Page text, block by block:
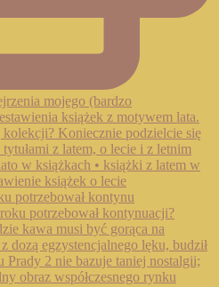
potrzebował kontynu